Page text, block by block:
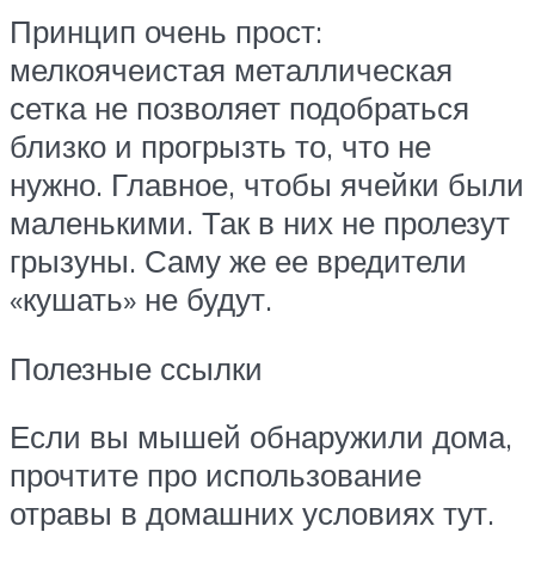
Принцип очень прост:
мелкоячеистая металлическая
сетка не позволяет подобраться
близко и прогрызть то, что не
нужно. Главное, чтобы ячейки были
маленькими. Так в них не пролезут
грызуны. Саму же ее вредители
«кушать» не будут.
Полезные ссылки
Если вы мышей обнаружили дома,
прочтите про использование
отравы в домашних условиях тут.